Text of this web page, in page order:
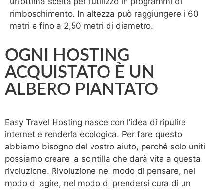
rimboschimento. In altezza può raggiungere i 60
metri e fino a 2,50 metri di diametro.
OGNI HOSTING
ACQUISTATO È UN
ALBERO PIANTATO
Easy Travel Hosting nasce con l’idea di ripulire
internet e renderla ecologica. Per fare questo
abbiamo bisogno del vostro aiuto, perché solo uniti
possiamo creare la scintilla che darà vita a questa
rivoluzione. Rivoluzione nel modo di pensare, nel
modo di agire, nel modo di prendersi cura di un